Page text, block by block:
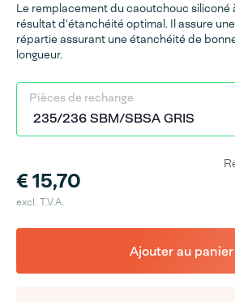
Le remplacement du caoutchouc siliconé
résultat d'étanchéité optimal. Il assure
répartie assurant une étanchéité de
longueur.
Pièces de rechange
€ 15,70
excl. T.V.A.
Ajouter au panier